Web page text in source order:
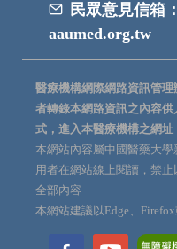
民眾意見信箱：
aaumed.org.tw
醫療機構網際網路資訊管
者轉錄本網路資訊之內容
式，進入本醫療機構之網址
本網站內容屬中國醫藥大
用者在網站線上閱讀，禁
全部內容
本網站建議以Edge、Firefox